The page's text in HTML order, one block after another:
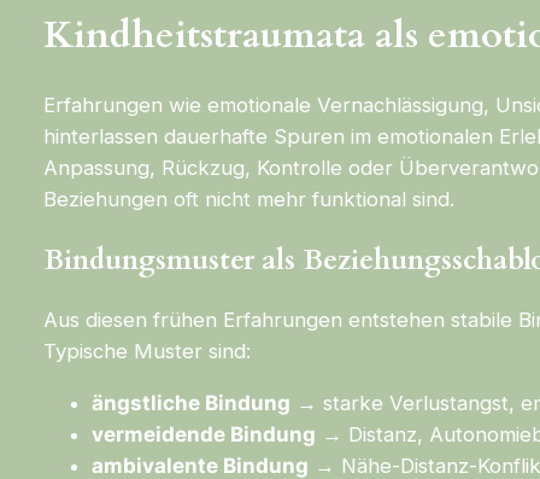
Kindheitstraumata als
Erfahrungen wie emotionale Vernachlässigung,
hinterlassen dauerhafte Spuren im emotionalen
Anpassung, Rückzug, Kontrolle oder
Beziehungen oft nicht mehr funktional sind.
Bindungsmuster als
Aus diesen frühen Erfahrungen entstehen stabile
Typische Muster sind:
ängstliche Bindung → starke Verlustangst,
vermeidende Bindung → Distanz,
ambivalente Bindung → Nähe-Distanz-